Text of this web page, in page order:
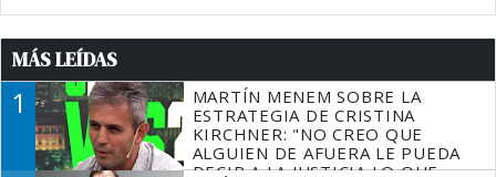
MÁS LEÍDAS
1
MARTÍN MENEM SOBRE LA
ESTRATEGIA DE CRISTINA
KIRCHNER: "NO CREO QUE
ALGUIEN DE AFUERA LE PUEDA
DECIR A LA JUSTICIA LO QUE